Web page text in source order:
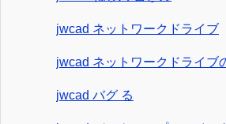
jwcad ネットワークドライブ
jwcad ネットワークドライブ
jwcad バグ る